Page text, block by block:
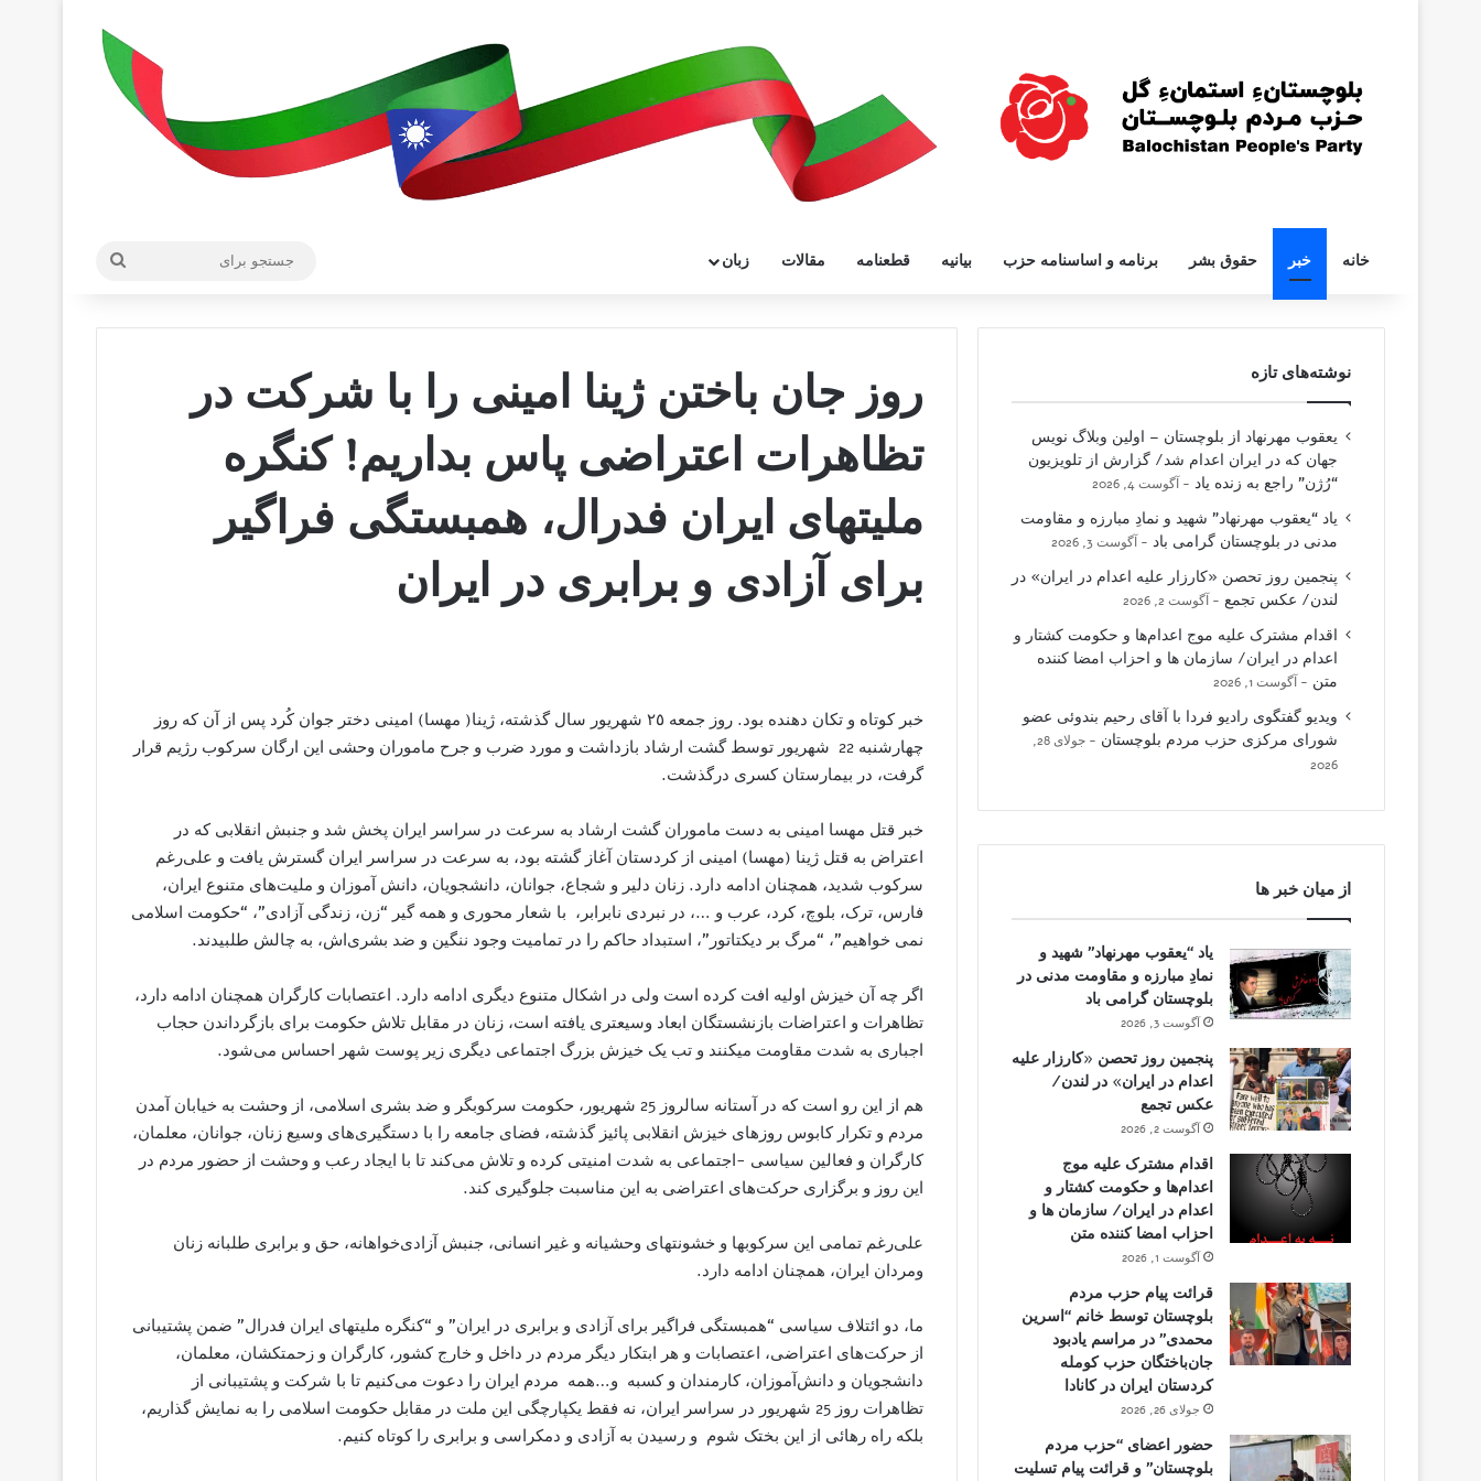
خانه خبر حقوق بشر برنامه و اساسنامه حزب بیانیه قطعنامه مقالات زبان
روز جان باختن ژینا امینی را با شرکت در
تظاهرات اعتراضی پاس بداریم! کنگره
مليتهای ايران فدرال، همبستگی فراگیر
برای آزادی و برابری در ایران
خبر کوتاه و تکان دهنده بود. روز جمعه ٢٥ شهریور سال گذشته، ژینا( مهسا) امینی دختر جوان کُرد پس از آن که روز
چهارشنبه 22 شهریور توسط گشت ارشاد بازداشت و مورد ضرب و جرح ماموران وحشی این ارگان سرکوب رژیم قرار
گرفت، در بیمارستان کسری درگذشت.
خبر قتل مهسا امینی به دست ماموران گشت ارشاد به سرعت در سراسر ایران پخش شد و جنبش انقلابی که در
اعتراض به قتل ژینا (مهسا) امینی از کردستان آغاز گشته بود، به سرعت در سراسر ایران گسترش یافت و علی‌رغم
سرکوب شدید، همچنان ادامه دارد. زنان دلیر و شجاع، جوانان، دانشجویان، دانش آموزان و ملیت‌های متنوع ایران،
فارس، ترک، بلوچ، کرد، عرب و …، در نبردی نابرابر، با شعار محوری و همه گیر “زن، زندگی آزادی”، “حکومت اسلامی
نمی خواهیم”، “مرگ بر دیکتاتور”، استبداد حاکم را در تمامیت وجود ننگین و ضد بشری‌اش، به چالش طلبیدند.
اگر چه آن خیزش اولیه افت کرده است ولی در اشکال متنوع دیگری ادامه دارد. اعتصابات کارگران همچنان ادامه دارد،
تظاهرات و اعتراضات بازنشستگان ابعاد وسیعتری یافته است، زنان در مقابل تلاش حکومت برای بازگرداندن حجاب
اجباری به شدت مقاومت میکنند و تب یک خیزش بزرگ اجتماعی دیگری زیر پوست شهر احساس می‌شود.
هم از این رو است که در آستانه سالروز 25 شهریور، حکومت سرکوبگر و ضد بشری اسلامی، از وحشت به خیابان آمدن
مردم و تکرار کابوس روزهای خیزش انقلابی پائیز گذشته، فضای جامعه را با دستگیری‌های وسیع زنان، جوانان، معلمان،
کارگران و فعالین سیاسی -اجتماعی به شدت امنیتی کرده و تلاش می‌کند تا با ایجاد رعب و وحشت از حضور مردم در
این روز و برگزاری حرکت‌های اعتراضی به این مناسبت جلوگیری کند.
علی‌رغم تمامی این سرکوبها و خشونتهای وحشیانه و غیر انسانی، جنبش آزادی‌خواهانه، حق و برابری طلبانه زنان
ومردان ایران، همچنان ادامه دارد.
ما، دو ائتلاف سياسی “همبستگی فراگیر برای آزادی و برابری در ایران” و “کنگره مليتهای ايران فدرال” ضمن پشتیبانی
از حرکت‌های اعتراضی، اعتصابات و هر ابتکار دیگر مردم در داخل و خارج کشور، کارگران و زحمتکشان، معلمان،
دانشجویان و دانش‌آموزان، کارمندان و کسبه و…همه مردم ایران را دعوت می‌کنیم تا با شرکت و پشتیبانی از
تظاهرات روز 25 شهریور در سراسر ايران، نه فقط یکپارچگی این ملت در مقابل حکومت اسلامی را به نمایش گذاریم،
بلکه راه رهائی از این بختک شوم و رسیدن به آزادی و دمکراسی و برابری را کوتاه کنیم.
نوشته‌های تازه
یعقوب مهرنهاد از بلوچستان – اولین وبلاگ نویس
جهان که در ایران اعدام شد/ گزارش از تلویزیون
“رُژن” راجع به زنده یاد
آگوست 4, 2026
یاد “یعقوب مهرنهاد” شهید و نمادِ مبارزه و مقاومت
مدنی در بلوچستان گرامی باد
آگوست 3, 2026
پنجمین روز تحصن «کارزار علیه اعدام در ایران» در
لندن/ عکس تجمع
آگوست 2, 2026
اقدام مشترک علیه موج اعدام‌ها و حکومت کشتار و
اعدام در ایران/ سازمان ها و احزاب امضا کننده
متن
آگوست 1, 2026
ویدیو گفتگوی رادیو فردا با آقای رحیم بندوئی عضو
شورای مرکزی حزب مردم بلوچستان
جولای 28,
2026
از میان خبر ها
یاد “یعقوب مهرنهاد” شهید و
نمادِ مبارزه و مقاومت مدنی در
بلوچستان گرامی باد
آگوست 3, 2026
پنجمین روز تحصن «کارزار علیه
اعدام در ایران» در لندن/
عکس تجمع
آگوست 2, 2026
اقدام مشترک علیه موج
اعدام‌ها و حکومت کشتار و
اعدام در ایران/ سازمان ها و
احزاب امضا کننده متن
آگوست 1, 2026
قرائت پیام حزب مردم
بلوچستان توسط خانم “اسرین
محمدی” در مراسم یادبود
جان‌باختگان حزب کومله
کردستان ایران در کانادا
جولای 26, 2026
حضور اعضای “حزب مردم
بلوچستان” و قرائت پیام تسلیت